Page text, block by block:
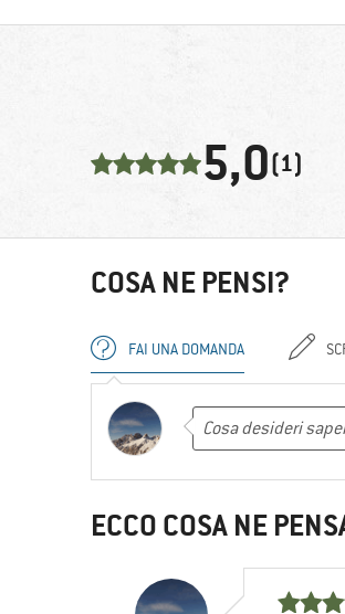
5,0(1)
COSA NE PENSI?
FAI UNA DOMANDA
ECCO COSA NE